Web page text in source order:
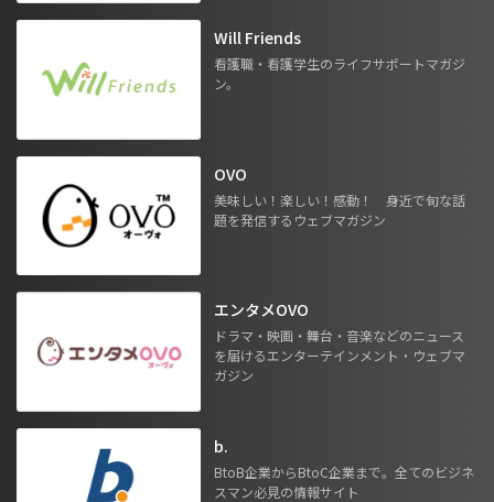
Will Friends
看護職・看護学生のライフサポートマガジ
ン。
OVO
美味しい！楽しい！感動！ 身近で旬な話
題を発信するウェブマガジン
エンタメOVO
ドラマ・映画・舞台・音楽などのニュース
を届けるエンターテインメント・ウェブマ
ガジン
b.
BtoB企業からBtoC企業まで。全てのビジネ
スマン必見の情報サイト